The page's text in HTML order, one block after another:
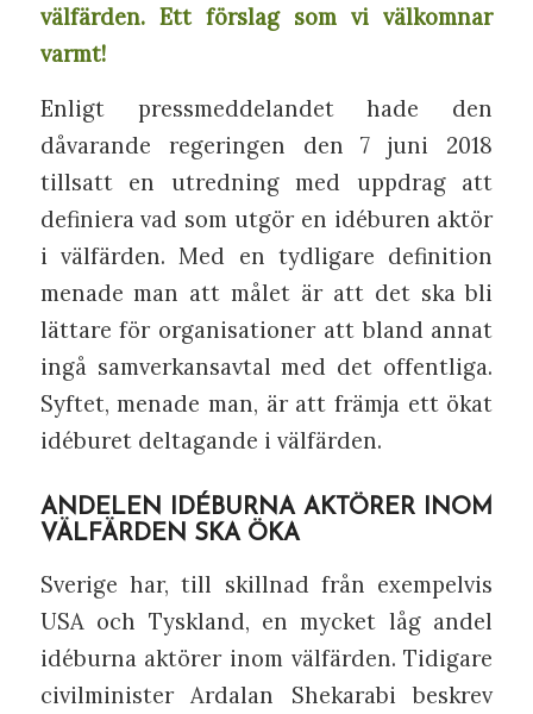
välfärden. Ett förslag som vi välkomnar
varmt!
Enligt pressmeddelandet hade den
dåvarande regeringen den 7 juni 2018
tillsatt en utredning med uppdrag att
definiera vad som utgör en idéburen aktör
i välfärden. Med en tydligare definition
menade man att målet är att det ska bli
lättare för organisationer att bland annat
ingå samverkansavtal med det offentliga.
Syftet, menade man, är att främja ett ökat
idéburet deltagande i välfärden.
ANDELEN IDÉBURNA AKTÖRER INOM
VÄLFÄRDEN SKA ÖKA
Sverige har, till skillnad från exempelvis
USA och Tyskland, en mycket låg andel
idéburna aktörer inom välfärden. Tidigare
civilminister Ardalan Shekarabi beskrev